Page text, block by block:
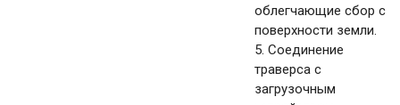
облегчающие сбор с
поверхности земли.
5. Соединение
траверса с
загрузочным